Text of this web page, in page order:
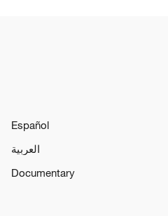
Español
العربية
Documentary